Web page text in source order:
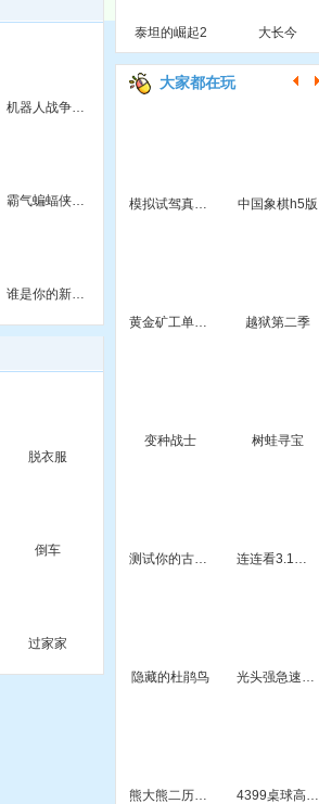
机器人战争时代
霸气蝙蝠侠拼图
谁是你的新舍友？
脱衣服
倒车
过家家
泰坦的崛起2 大长今
大家都在玩
模拟试驾真实停车 中国象棋h5版
黄金矿工单人版 越狱第二季
变种战士 树蛙寻宝
测试你的古代名字 连连看3.1原版
隐藏的杜鹃鸟 光头强急速飞车
熊大熊二历险记 4399桌球高手积分版